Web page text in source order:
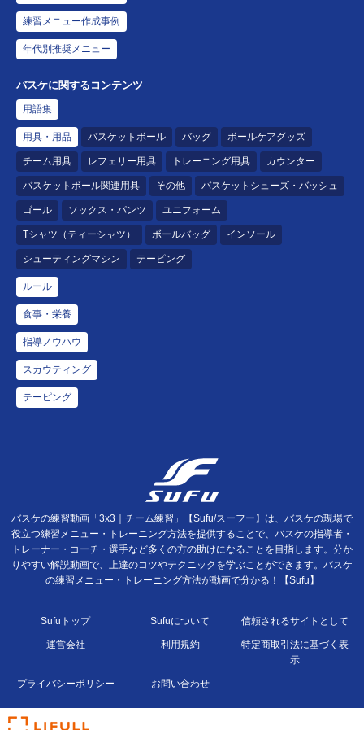
練習メニュー作成事例
年代別推奨メニュー
バスケに関するコンテンツ
用語集
用具・用品 バスケットボール バッグ ボールケアグッズ
チーム用具 レフェリー用具 トレーニング用具 カウンター
バスケットボール関連用具 その他 バスケットシューズ・バッシュ
ゴール ソックス・パンツ ユニフォーム
Tシャツ（ティーシャツ） ボールバッグ インソール
シューティングマシン テーピング
ルール
食事・栄養
指導ノウハウ
スカウティング
テーピング
バスケの練習動画「3x3｜チーム練習」【Sufu/スーフー】は、バスケの現場で
役立つ練習メニュー・トレーニング方法を提供することで、バスケの指導者・
トレーナー・コーチ・選手など多くの方の助けになることを目指します。分か
りやすい解説動画で、上達のコツやテクニックを学ぶことができます。バスケ
の練習メニュー・トレーニング方法が動画で分かる！【Sufu】
Sufuトップ Sufuについて 信頼されるサイトとして
運営会社 利用規約
特定商取引法に基づく表
示
プライバシーポリシー お問い合わせ